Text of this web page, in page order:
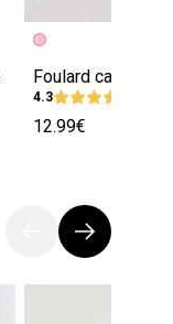
4.3
12.99€